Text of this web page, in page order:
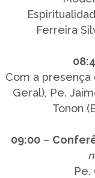
Ferreira
Com a presença
Geral), Pe.
Tonon
09:00 –
Pe.